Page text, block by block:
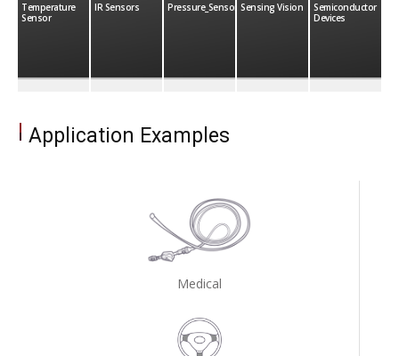
Temperature
Sensor
IR Sensors Pressure_Sensor Sensing Vision
Semiconductor
Devices
Application Examples
Medical